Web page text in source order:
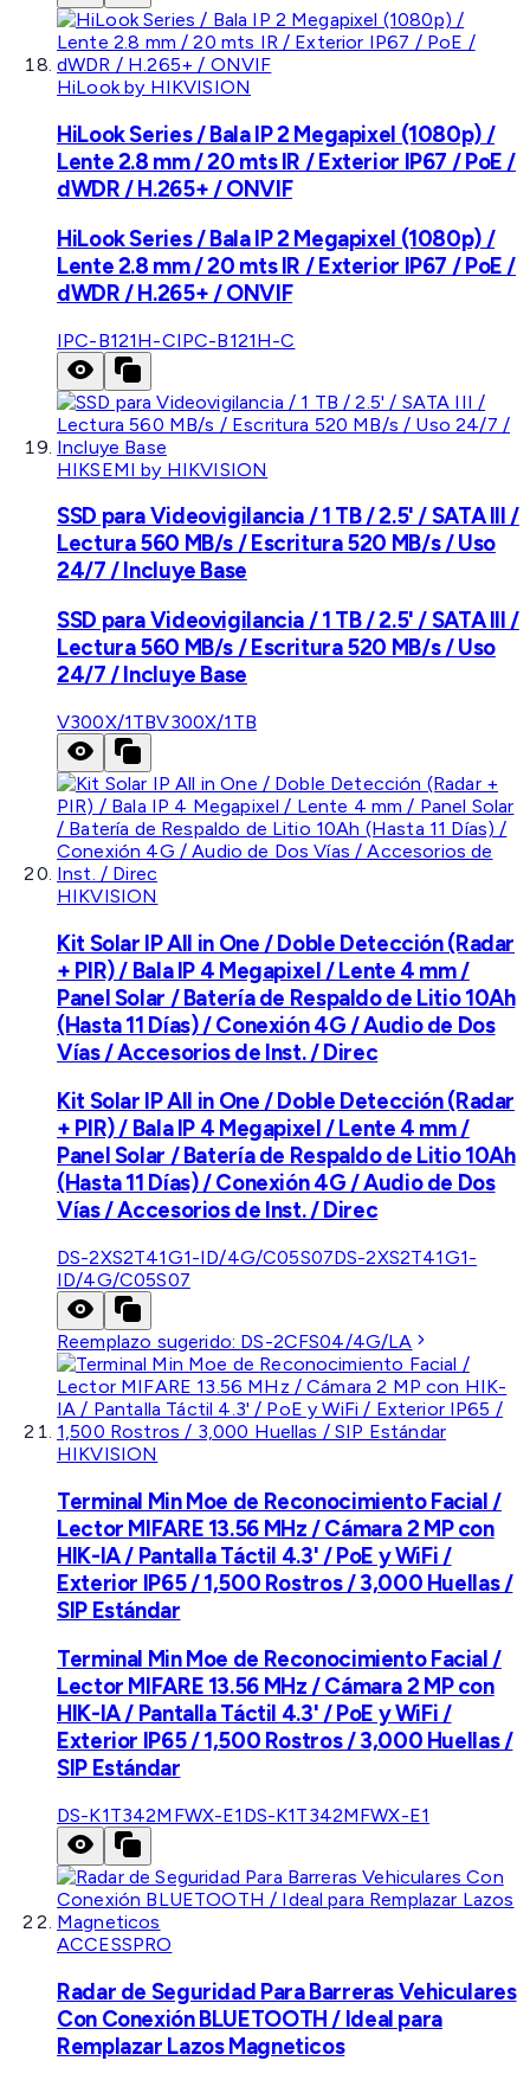
HiLook by HIKVISION
HiLook Series / Bala IP 2 Megapixel (1080p) /
Lente 2.8 mm / 20 mts IR / Exterior IP67 / PoE /
dWDR / H.265+ / ONVIF
HiLook Series / Bala IP 2 Megapixel (1080p) /
Lente 2.8 mm / 20 mts IR / Exterior IP67 / PoE /
dWDR / H.265+ / ONVIF
IPC-B121H-CIPC-B121H-C
HIKSEMI by HIKVISION
SSD para Videovigilancia / 1 TB / 2.5' / SATA III /
Lectura 560 MB/s / Escritura 520 MB/s / Uso
24/7 / Incluye Base
SSD para Videovigilancia / 1 TB / 2.5' / SATA III /
Lectura 560 MB/s / Escritura 520 MB/s / Uso
24/7 / Incluye Base
V300X/1TBV300X/1TB
HIKVISION
Kit Solar IP All in One / Doble Detección (Radar
+ PIR) / Bala IP 4 Megapixel / Lente 4 mm /
Panel Solar / Batería de Respaldo de Litio 10Ah
(Hasta 11 Días) / Conexión 4G / Audio de Dos
Vías / Accesorios de Inst. / Direc
Kit Solar IP All in One / Doble Detección (Radar
+ PIR) / Bala IP 4 Megapixel / Lente 4 mm /
Panel Solar / Batería de Respaldo de Litio 10Ah
(Hasta 11 Días) / Conexión 4G / Audio de Dos
Vías / Accesorios de Inst. / Direc
DS-2XS2T41G1-ID/4G/C05S07DS-2XS2T41G1-
ID/4G/C05S07
Reemplazo sugerido: DS-2CFS04/4G/LA
HIKVISION
Terminal Min Moe de Reconocimiento Facial /
Lector MIFARE 13.56 MHz / Cámara 2 MP con
HIK-IA / Pantalla Táctil 4.3' / PoE y WiFi /
Exterior IP65 / 1,500 Rostros / 3,000 Huellas /
SIP Estándar
Terminal Min Moe de Reconocimiento Facial /
Lector MIFARE 13.56 MHz / Cámara 2 MP con
HIK-IA / Pantalla Táctil 4.3' / PoE y WiFi /
Exterior IP65 / 1,500 Rostros / 3,000 Huellas /
SIP Estándar
DS-K1T342MFWX-E1 DS-K1T342MFWX-E1
ACCESSPRO
Radar de Seguridad Para Barreras Vehiculares
Con Conexión BLUETOOTH / Ideal para
Remplazar Lazos Magneticos